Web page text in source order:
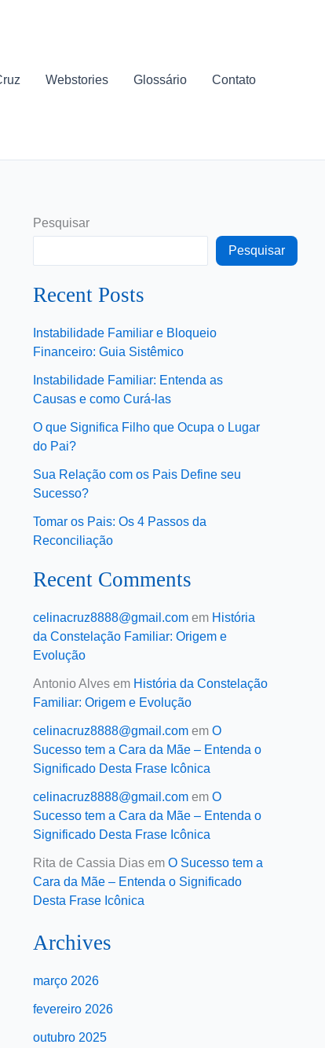
Webstories Glossário Contato
Pesquisar
Pesquisar
Recent Posts
Instabilidade Familiar e Bloqueio
Financeiro: Guia Sistêmico
Instabilidade Familiar: Entenda as
Causas e como Curá-las
O que Significa Filho que Ocupa o Lugar
do Pai?
Sua Relação com os Pais Define seu
Sucesso?
Tomar os Pais: Os 4 Passos da
Reconciliação
Recent Comments
celinacruz8888@gmail.com em História
da Constelação Familiar: Origem e
Evolução
Antonio Alves em História da Constelação
Familiar: Origem e Evolução
celinacruz8888@gmail.com em O
Sucesso tem a Cara da Mãe – Entenda o
Significado Desta Frase Icônica
celinacruz8888@gmail.com em O
Sucesso tem a Cara da Mãe – Entenda o
Significado Desta Frase Icônica
Rita de Cassia Dias em O Sucesso tem a
Cara da Mãe – Entenda o Significado
Desta Frase Icônica
Archives
março 2026
fevereiro 2026
outubro 2025